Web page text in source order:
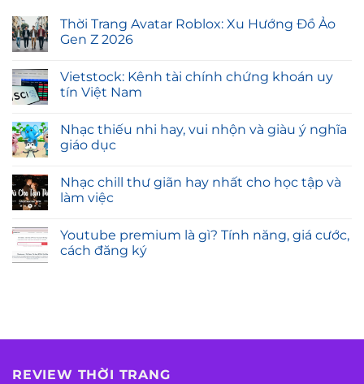
Thời Trang Avatar Roblox: Xu Hướng Đồ Ảo
Gen Z 2026
Vietstock: Kênh tài chính chứng khoán uy
tín Việt Nam
Nhạc thiếu nhi hay, vui nhộn và giàu ý nghĩa
giáo dục
Nhạc chill thư giãn hay nhất cho học tập và
làm việc
Youtube premium là gì? Tính năng, giá cước,
cách đăng ký
REVIEW THỜI TRANG